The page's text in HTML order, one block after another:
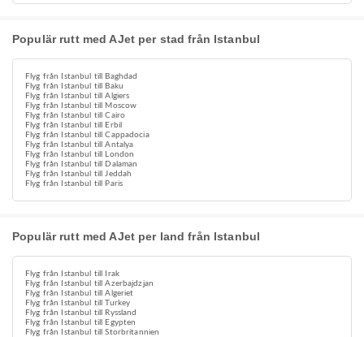
Populär rutt med AJet per stad från Istanbul
Flyg från Istanbul till Baghdad
Flyg från Istanbul till Baku
Flyg från Istanbul till Algiers
Flyg från Istanbul till Moscow
Flyg från Istanbul till Cairo
Flyg från Istanbul till Erbil
Flyg från Istanbul till Cappadocia
Flyg från Istanbul till Antalya
Flyg från Istanbul till London
Flyg från Istanbul till Dalaman
Flyg från Istanbul till Jeddah
Flyg från Istanbul till Paris
Populär rutt med AJet per land från Istanbul
Flyg från Istanbul till Irak
Flyg från Istanbul till Azerbajdzjan
Flyg från Istanbul till Algeriet
Flyg från Istanbul till Turkey
Flyg från Istanbul till Ryssland
Flyg från Istanbul till Egypten
Flyg från Istanbul till Storbritannien